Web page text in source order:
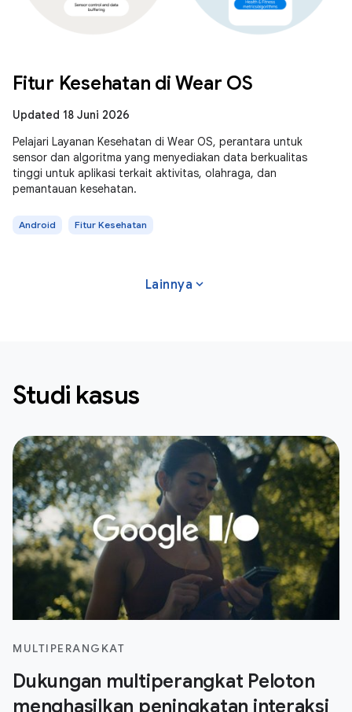
Fitur Kesehatan di Wear OS
Updated 18 Juni 2026
Pelajari Layanan Kesehatan di Wear OS, perantara untuk
sensor dan algoritma yang menyediakan data berkualitas
tinggi untuk aplikasi terkait aktivitas, olahraga, dan
pemantauan kesehatan.
Android Fitur Kesehatan
Lainnya expand_more
Studi kasus
MULTIPERANGKAT
Dukungan multiperangkat Peloton
menghasilkan peningkatan interaksi